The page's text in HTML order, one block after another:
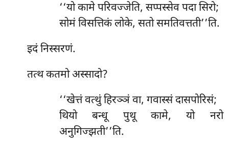
‘‘यो कामे परिवज्जेति, सप्पस्सेव पदा सिरो;
सोमं विसत्तिकं लोके, सतो समतिवत्तती’’ति.
इदं निस्सरणं.
तत्थ कतमो अस्सादो?
‘‘खेत्तं वत्थुं हिरञ्ञं वा, गवास्सं दासपोरिसं;
थियो बन्धू पुथू कामे, यो नरो
अनुगिज्झती’’ति.